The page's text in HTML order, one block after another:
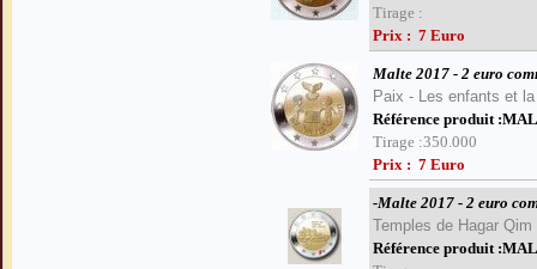
Tirage :
Prix : 7 Euro
Malte 2017 - 2 euro
Paix - Les enfants et
Référence produit
Tirage :350.000
Prix : 7 Euro
-Malte 2017- 2 euro
Temples de Hagar Qim
Référence produit